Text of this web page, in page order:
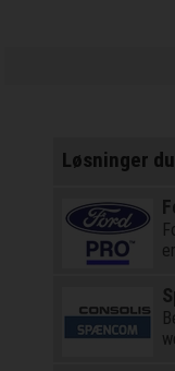
Løsninger